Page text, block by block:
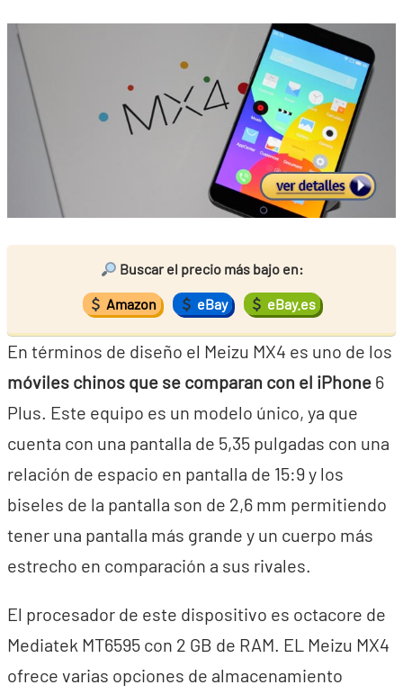
Buscar el precio más bajo en:
Amazon eBay eBay.es
En términos de diseño el Meizu MX4 es uno de los
móviles chinos que se comparan con el iPhone 6
Plus. Este equipo es un modelo único, ya que
cuenta con una pantalla de 5,35 pulgadas con una
relación de espacio en pantalla de 15:9 y los
biseles de la pantalla son de 2,6 mm permitiendo
tener una pantalla más grande y un cuerpo más
estrecho en comparación a sus rivales.
El procesador de este dispositivo es octacore de
Mediatek MT6595 con 2 GB de RAM. EL Meizu MX4
ofrece varias opciones de almacenamiento